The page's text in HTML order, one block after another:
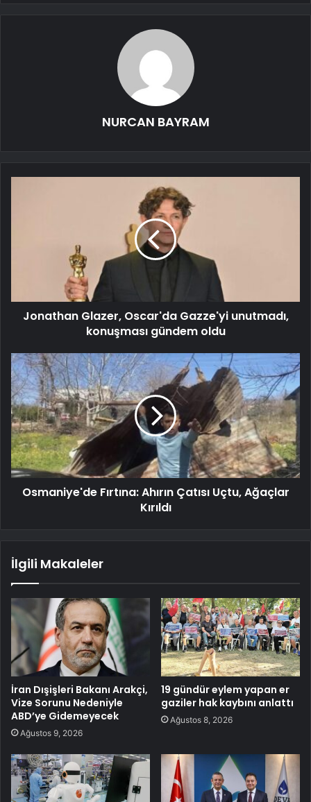
NURCAN BAYRAM
Jonathan Glazer, Oscar'da Gazze'yi unutmadı,
konuşması gündem oldu
Osmaniye'de Fırtına: Ahırın Çatısı Uçtu, Ağaçlar
Kırıldı
İlgili Makaleler
İran Dışişleri Bakanı Arakçi,
Vize Sorunu Nedeniyle
ABD’ye Gidemeyecek
Ağustos 9, 2026
19 gündür eylem yapan er
gaziler hak kaybını anlattı
Ağustos 8, 2026